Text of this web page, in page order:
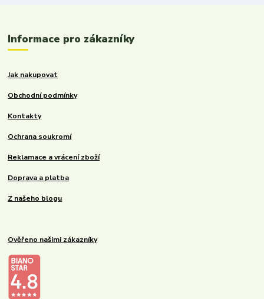
Informace pro zákazníky
Jak nakupovat
Obchodní podmínky
Kontakty
Ochrana soukromí
Reklamace a vrácení zboží
Doprava a platba
Z našeho blogu
Ověřeno našimi zákazníky